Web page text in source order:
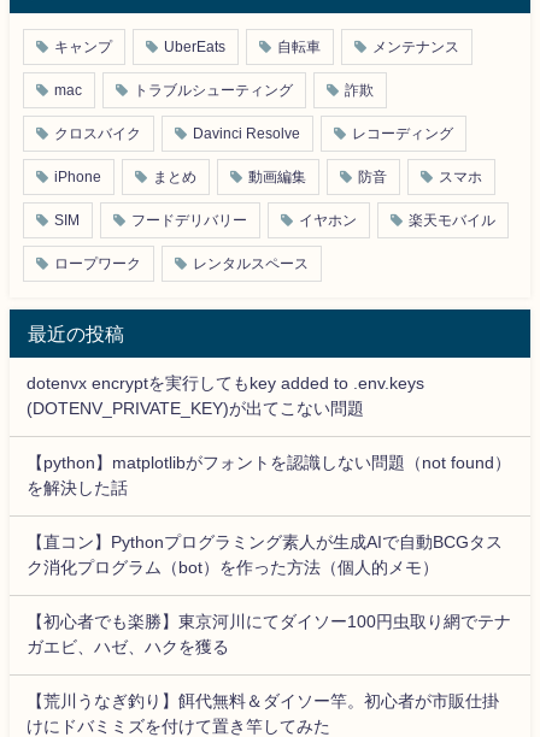
キャンプ UberEats 自転車 メンテナンス
mac トラブルシューティング 詐欺
クロスバイク Davinci Resolve レコーディング
iPhone まとめ 動画編集 防音 スマホ
SIM フードデリバリー イヤホン 楽天モバイル
ロープワーク レンタルスペース
最近の投稿
dotenvx encryptを実行してもkey added to .env.keys
(DOTENV_PRIVATE_KEY)が出てこない問題
【python】matplotlibがフォントを認識しない問題（not found）
を解決した話
【直コン】Pythonプログラミング素人が生成AIで自動BCGタス
ク消化プログラム（bot）を作った方法（個人的メモ）
【初心者でも楽勝】東京河川にてダイソー100円虫取り網でテナ
ガエビ、ハゼ、ハクを獲る
【荒川うなぎ釣り】餌代無料＆ダイソー竿。初心者が市販仕掛
けにドバミミズを付けて置き竿してみた